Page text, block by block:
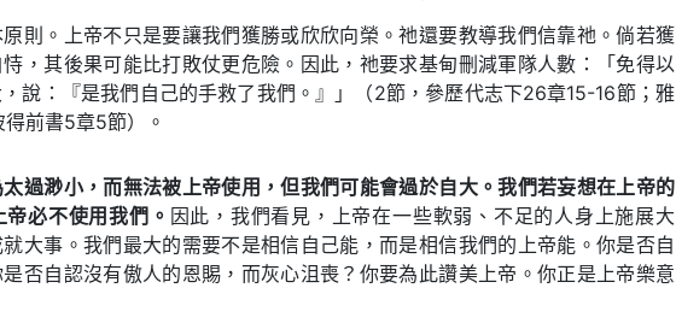
則。上帝不只是要讓我們獲勝或欣欣向榮。祂還要教導我們信靠祂。倘若獲
，其後果可能比打敗仗更危險。因此，祂要求基甸刪減軍隊人數：「免得以
說：『是我們自己的手救了我們。』」（2節，參歷代志下26章15-16節；雅
前書5章5節）。
過渺小，而無法被上帝使用，但我們可能會過於自大。我們若妄想在上帝的
必不使用我們。 因此，我們看見，上帝在一些軟弱、不足的人身上施展大
大事。我們最大的需要不是相信自己能，而是相信我們的上帝能。你是否自
否自認沒有傲人的恩賜，而灰心沮喪？你要為此讚美上帝。你正是上帝樂意